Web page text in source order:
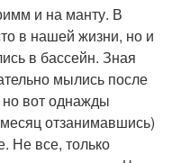
и на манту. В
в нашей жизни, но и
в бассейн. Зная
мылись после
вот однажды
отзанимавшись)
Не все, только